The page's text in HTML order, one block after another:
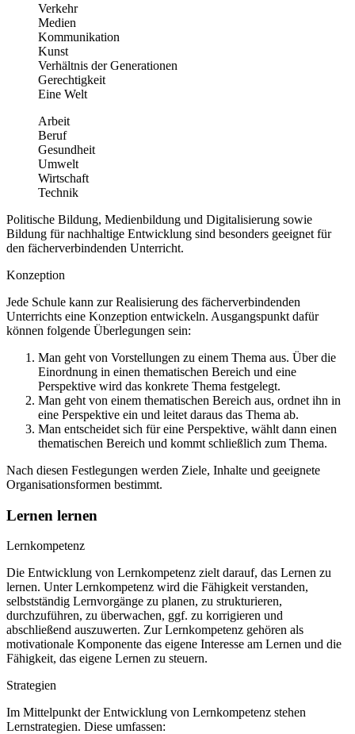
Verkehr
Medien
Kommunikation
Kunst
Verhältnis der Generationen
Gerechtigkeit
Eine Welt
Arbeit
Beruf
Gesundheit
Umwelt
Wirtschaft
Technik
Politische Bildung, Medienbildung und Digitalisierung sowie
Bildung für nachhaltige Entwicklung sind besonders geeignet für
den fächerverbindenden Unterricht.
Konzeption
Jede Schule kann zur Realisierung des fächerverbindenden
Unterrichts eine Konzeption entwickeln. Ausgangspunkt dafür
können folgende Überlegungen sein:
Man geht von Vorstellungen zu einem Thema aus. Über die
Einordnung in einen thematischen Bereich und eine
Perspektive wird das konkrete Thema festgelegt.
Man geht von einem thematischen Bereich aus, ordnet ihn in
eine Perspektive ein und leitet daraus das Thema ab.
Man entscheidet sich für eine Perspektive, wählt dann einen
thematischen Bereich und kommt schließlich zum Thema.
Nach diesen Festlegungen werden Ziele, Inhalte und geeignete
Organisationsformen bestimmt.
Lernen lernen
Lernkompetenz
Die Entwicklung von Lernkompetenz zielt darauf, das Lernen zu
lernen. Unter Lernkompetenz wird die Fähigkeit verstanden,
selbstständig Lernvorgänge zu planen, zu strukturieren,
durchzuführen, zu überwachen, ggf. zu korrigieren und
abschließend auszuwerten. Zur Lernkompetenz gehören als
motivationale Komponente das eigene Interesse am Lernen und die
Fähigkeit, das eigene Lernen zu steuern.
Strategien
Im Mittelpunkt der Entwicklung von Lernkompetenz stehen
Lernstrategien. Diese umfassen: